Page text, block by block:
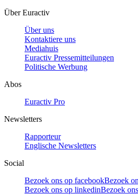
Über Euractiv
Über uns
Kontaktiere uns
Mediahuis
Euractiv Pressemitteilungen
Politische Werbung
Abos
Euractiv Pro
Newsletters
Rapporteur
Englische Newsletters
Social
Bezoek ons op facebookBezoek
Bezoek ons op linkedinBezoek